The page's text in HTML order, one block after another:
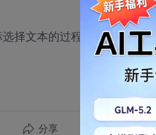
择文本的过程是怎么实现的?
分享 转发到动态